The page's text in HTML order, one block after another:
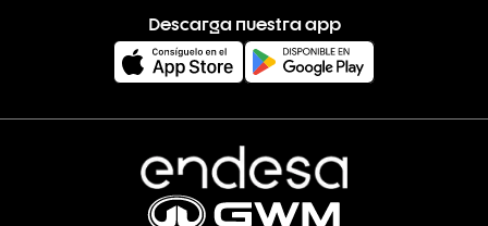
Descarga nuestra app